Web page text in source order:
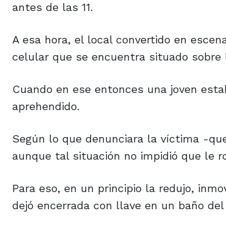
antes de las 11.
A esa hora, el local convertido en
celular que se encuentra situado sobre
Cuando en ese entonces una joven
aprehendido.
Según lo que denunciara la víctima -
aunque tal situación no impidió que le
Para eso, en un principio la redujo,
dejó encerrada con llave en un baño